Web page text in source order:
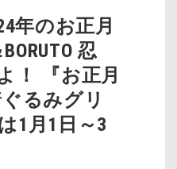
年のお正月
忍
！ 『お正月
るみグリ
1月1日～3